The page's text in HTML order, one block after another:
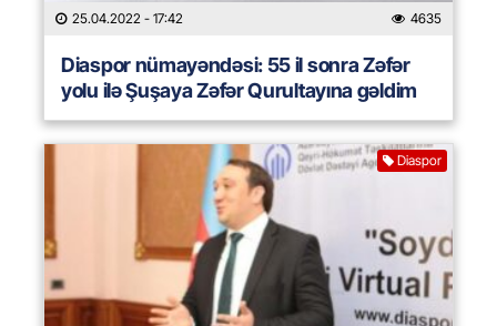
25.04.2022 - 17:42 4635
Diaspor nümayəndəsi: 55 il sonra Zəfər
yolu ilə Şuşaya Zəfər Qurultayına gəldim
Diaspor